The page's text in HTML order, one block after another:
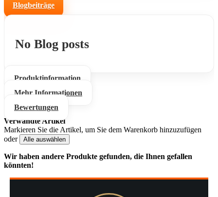
Blogbeiträge
No Blog posts
Produktinformation
Mehr Informationen
Bewertungen
Verwandte Artikel
Markieren Sie die Artikel, um Sie dem Warenkorb hinzuzufügen
oder
Alle auswählen
Wir haben andere Produkte gefunden, die Ihnen gefallen
könnten!